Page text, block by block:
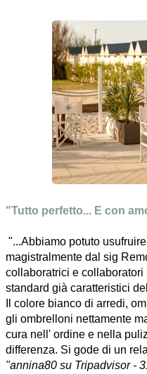
"Tutto perfetto... E con
"...Abbiamo potuto
magistralmente dal sig
collaboratrici e
standard già caratteristici
Il colore bianco di arredi,
gli ombrelloni nettamente
cura nell' ordine e nella
differenza. Si gode di un
"annina80 su Tripadvisor -